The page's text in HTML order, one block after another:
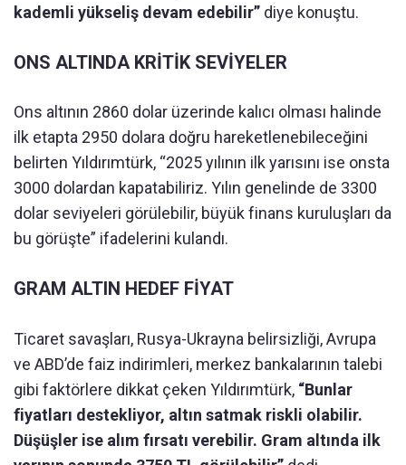
kademli yükseliş devam edebilir” diye konuştu.
ONS ALTINDA KRİTİK SEVİYELER
Ons altının 2860 dolar üzerinde kalıcı olması halinde
ilk etapta 2950 dolara doğru hareketlenebileceğini
belirten Yıldırımtürk, “2025 yılının ilk yarısını ise onsta
3000 dolardan kapatabiliriz. Yılın genelinde de 3300
dolar seviyeleri görülebilir, büyük finans kuruluşları da
bu görüşte” ifadelerini kulandı.
GRAM ALTIN HEDEF FİYAT
Ticaret savaşları, Rusya-Ukrayna belirsizliği, Avrupa
ve ABD’de faiz indirimleri, merkez bankalarının talebi
gibi faktörlere dikkat çeken Yıldırımtürk, “Bunlar
fiyatları destekliyor, altın satmak riskli olabilir.
Düşüşler ise alım fırsatı verebilir. Gram altında ilk